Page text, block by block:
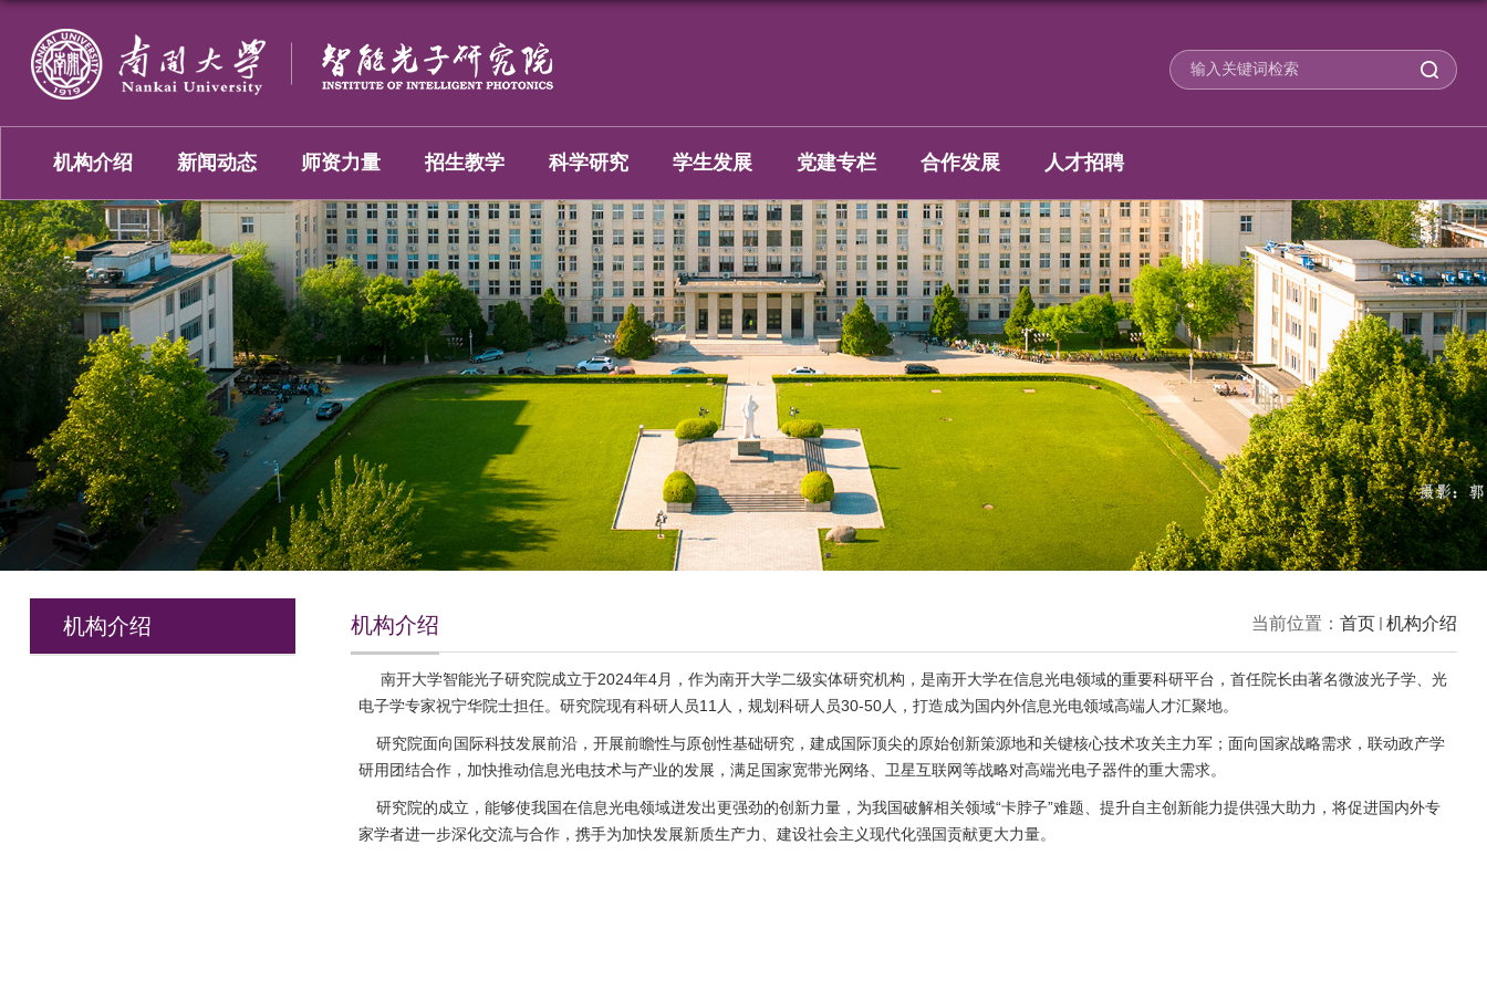
机构介绍 新闻动态 师资力量 招生教学 科学研究 学生发展 党建专栏 合作发展 人才招聘
机构介绍 当前位置：首页 机构介绍
机构介绍
南开大学智能光子研究院成立于2024年4月，作为南开大学二级实体研究机构，是南开大学在信息光电领域的重要科研平台，首任院长由著名微波光子学、光
电子学专家祝宁华院士担任。研究院现有科研人员11 人，规划科研人员30-50人，打造成为国内外信息光电领域高端人才汇聚地。
研究院面向国际科技发展前沿，开展前瞻性与原创性基础研究，建成国际顶尖的原始创新策源地和关键核心技术攻关主力军；面向国家战略需求，联动政产学
研用团结合作，加快推动信息光电技术与产业的发展，满足国家宽带光网络、卫星互联网等战略对高端光电子器件的重大需求。
研究院的成立，能够使我国在信息光电领域迸发出更强劲的创新力量，为我国破解相关领域“卡脖子”难题、提升自主创新能力提供强大助力，将促进国内外专
家学者进一步深化交流与合作，携手为加快发展新质生产力、建设社会主义现代化强国贡献更大力量。